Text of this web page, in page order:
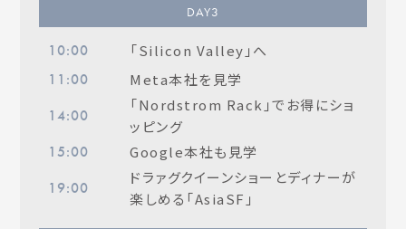
DAY3
10:00 「Silicon Valley」へ
11:00 Meta本社を見学
14:00
「Nordstrom Rack」でお得にショ
ッピング
15:00 Google本社も見学
19:00
ドラァグクイーンショーとディナーが
楽しめる「AsiaSF」